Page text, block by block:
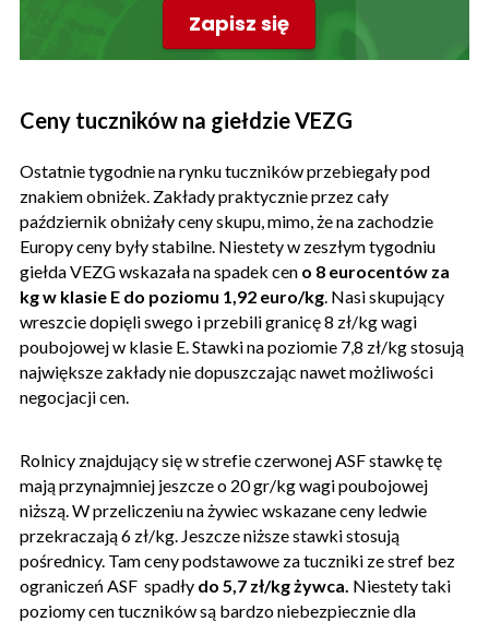
Zapisz się
Ceny tuczników na giełdzie VEZG
Ostatnie tygodnie na rynku tuczników przebiegały pod
znakiem obniżek. Zakłady praktycznie przez cały
październik obniżały ceny skupu, mimo, że na zachodzie
Europy ceny były stabilne. Niestety w zeszłym tygodniu
giełda VEZG wskazała na spadek cen o 8 eurocentów za
kg w klasie E do poziomu 1,92 euro/kg . Nasi skupujący
wreszcie dopięli swego i przebili granicę 8 zł/kg wagi
poubojowej w klasie E. Stawki na poziomie 7,8 zł/kg stosują
największe zakłady nie dopuszczając nawet możliwości
negocjacji cen.
Rolnicy znajdujący się w strefie czerwonej ASF stawkę tę
mają przynajmniej jeszcze o 20 gr/kg wagi poubojowej
niższą. W przeliczeniu na żywiec wskazane ceny ledwie
przekraczają 6 zł/kg. Jeszcze niższe stawki stosują
pośrednicy. Tam ceny podstawowe za tuczniki ze stref bez
ograniczeń ASF spadły do 5,7 zł/kg żywca. Niestety taki
poziomy cen tuczników są bardzo niebezpiecznie dla